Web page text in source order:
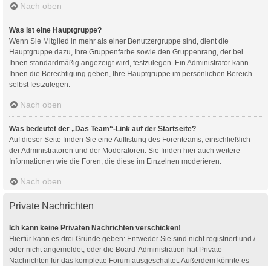
Nach oben
Was ist eine Hauptgruppe?
Wenn Sie Mitglied in mehr als einer Benutzergruppe sind, dient die
Hauptgruppe dazu, Ihre Gruppenfarbe sowie den Gruppenrang, der bei
Ihnen standardmäßig angezeigt wird, festzulegen. Ein Administrator kann
Ihnen die Berechtigung geben, Ihre Hauptgruppe im persönlichen Bereich
selbst festzulegen.
Nach oben
Was bedeutet der „Das Team“-Link auf der Startseite?
Auf dieser Seite finden Sie eine Auflistung des Forenteams, einschließlich
der Administratoren und der Moderatoren. Sie finden hier auch weitere
Informationen wie die Foren, die diese im Einzelnen moderieren.
Nach oben
Private Nachrichten
Ich kann keine Privaten Nachrichten verschicken!
Hierfür kann es drei Gründe geben: Entweder Sie sind nicht registriert und /
oder nicht angemeldet, oder die Board-Administration hat Private
Nachrichten für das komplette Forum ausgeschaltet. Außerdem könnte es